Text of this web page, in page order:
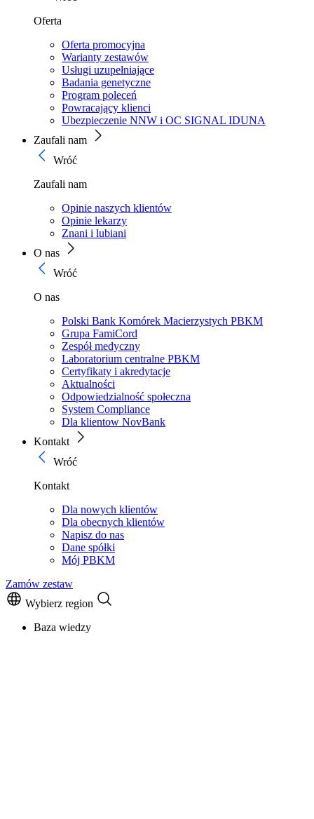
Oferta
Oferta promocyjna
Warianty zestawów
Usługi uzupełniające
Badania genetyczne
Program poleceń
Powracający klienci
Ubezpieczenie NNW i OC SIGNAL IDUNA
Zaufali nam
Wróć
Zaufali nam
Opinie naszych klientów
Opinie lekarzy
Znani i lubiani
O nas
Wróć
O nas
Polski Bank Komórek Macierzystych PBKM
Grupa FamiCord
Zespół medyczny
Laboratorium centralne PBKM
Certyfikaty i akredytacje
Aktualności
Odpowiedzialność społeczna
System Compliance
Dla klientow NovBank
Kontakt
Wróć
Kontakt
Dla nowych klientów
Dla obecnych klientów
Napisz do nas
Dane spółki
Mój PBKM
Zamów zestaw
Wybierz region
Baza wiedzy